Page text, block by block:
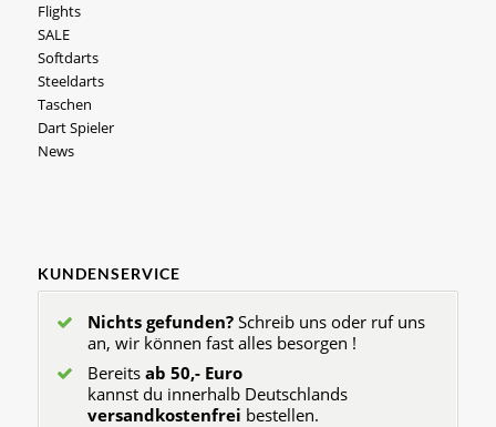
Flights
SALE
Softdarts
Steeldarts
Taschen
Dart Spieler
News
KUNDENSERVICE
Nichts gefunden?Schreib uns oder ruf uns
an, wir können fast alles besorgen !
Bereits ab 50,- Euro
kannst du innerhalb Deutschlands
versandkostenfrei bestellen.